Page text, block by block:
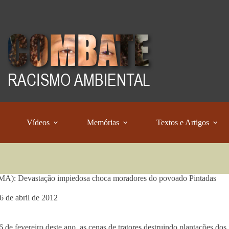
Vídeos Memórias Textos e Artigos
Devastação impiedosa choca moradores do povoado Pintadas
de abril de 2012
de fevereiro deste ano, as cenas de tratores destruindo plantações